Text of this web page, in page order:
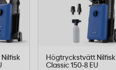
Högtryckstvätt Nilfisk
Classic 150-8 EU